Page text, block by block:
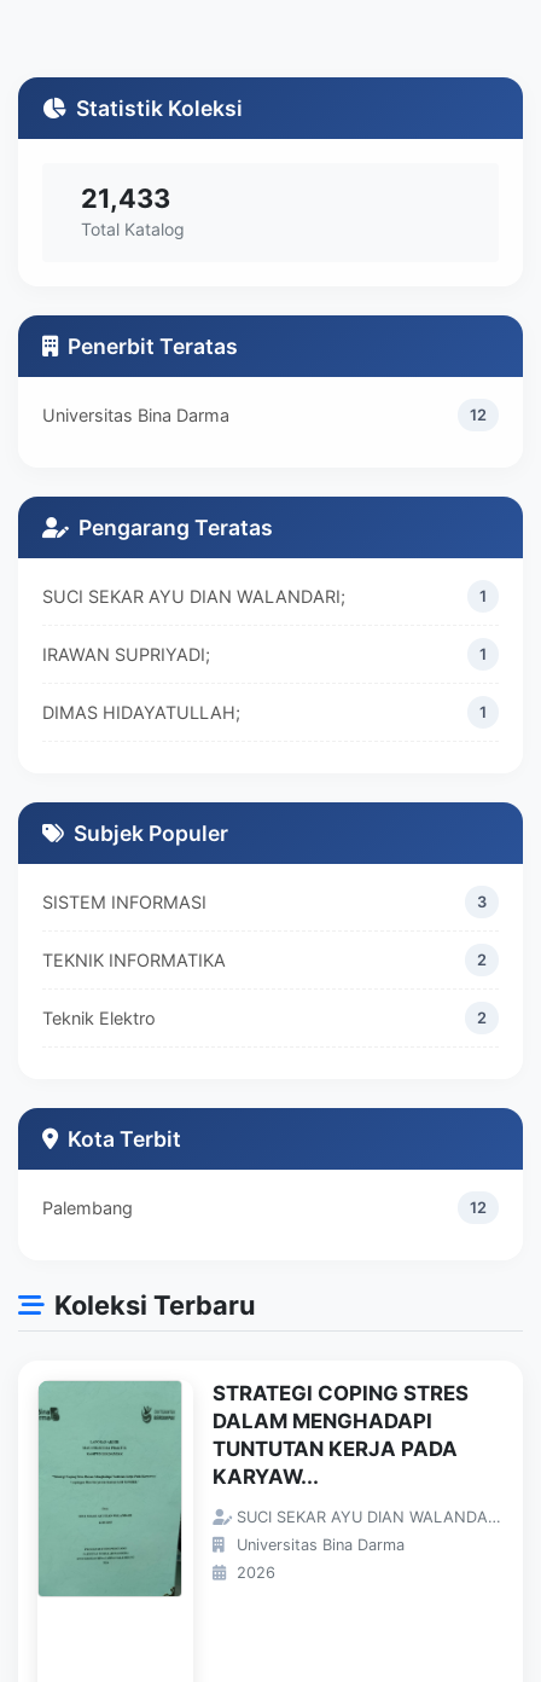
Statistik Koleksi
21,433
Total Katalog
Penerbit Teratas
Universitas Bina Darma 12
Pengarang Teratas
SUCI SEKAR AYU DIAN WALANDARI; 1
IRAWAN SUPRIYADI; 1
DIMAS HIDAYATULLAH; 1
DIVA MARISKA;
Subjek Populer
SISTEM INFORMASI 3
TEKNIK INFORMATIKA 2
Teknik Elektro 2
Teknik Industri
Kota Terbit
Palembang 12
Koleksi Terbaru
STRATEGI COPING STRES
DALAM MENGHADAPI
TUNTUTAN KERJA PADA
KARYAW...
SUCI SEKAR AYU DIAN WALANDARI;
Universitas Bina Darma
2026